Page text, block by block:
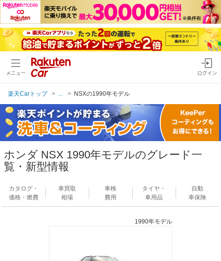
メニュー ログイン
楽天Carトップ NSXの1990年モデル
ホンダ NSX 1990年モデルのグレード一
覧・新型情報
カタログ・
価格・燃費
車買取
相場
車検
費用
タイヤ・
車用品
自動
車保険
1990年モデル